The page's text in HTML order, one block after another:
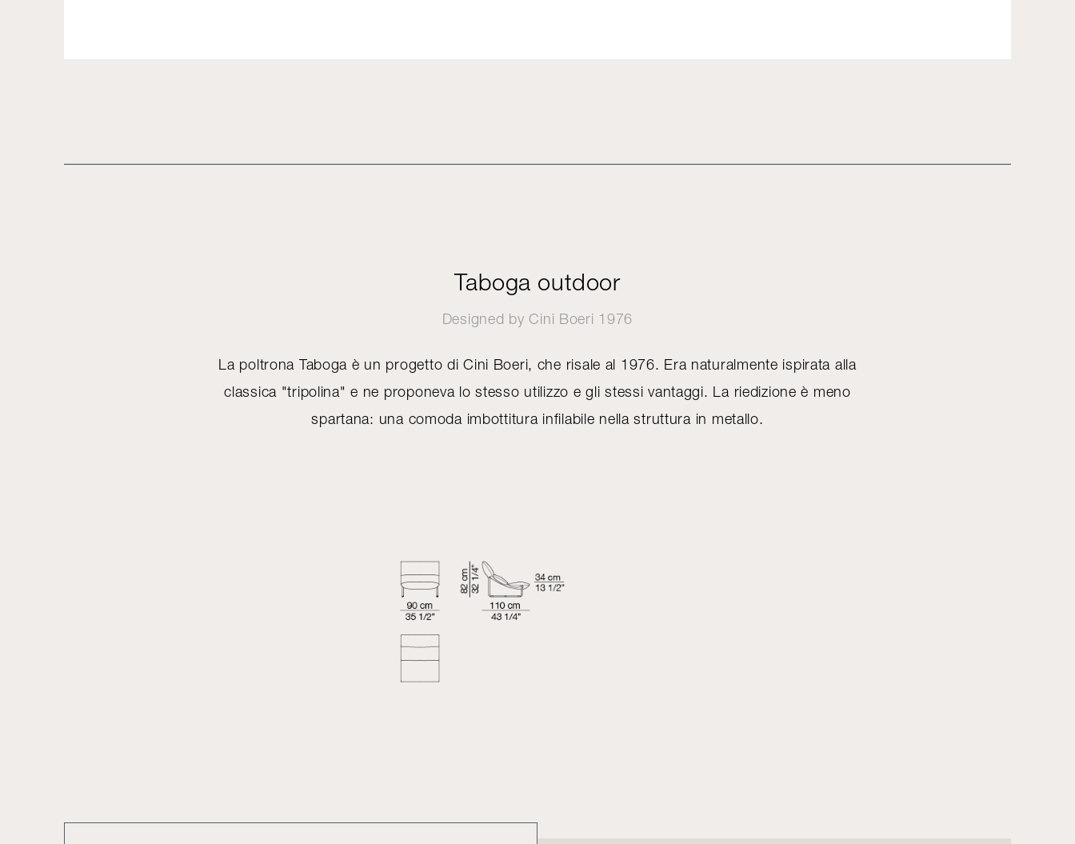
Taboga outdoor
Designed byCini Boeri 1976
La poltrona Taboga è un progetto di Cini Boeri, che risale al 1976. Era naturalmente ispirata alla
classica "tripolina" e ne proponeva lo stesso utilizzo e gli stessi vantaggi. La riedizione è meno
spartana: una comoda imbottitura infilabile nella struttura in metallo.